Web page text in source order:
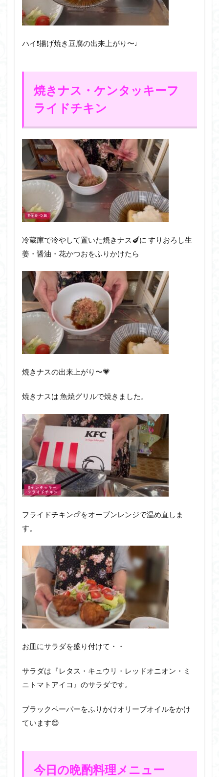
ハイ❗️揚げ焼き豆腐の出来上がり〜♩
焼きナス・ケンタッキーフ
ライドチキン
冷蔵庫で冷やして置いた焼きナス🍆に すりおろし生
姜・醤油・花かつおをふりかけたら
焼きナスの出来上がり〜💗
焼きナスは 魚焼グリルで焼きました。
フライドチキン🍗をオーブンレンジで温め直しま
す。
お皿にサラダを盛り付けて・・
サラダは『レタス・キュウリ・レッドオニオン・ミ
ニトマトアイコ』のサラダです。
ブラックペーパーをふりかけオリーブオイルをかけ
ています😊
今日の晩酌料理メニュー